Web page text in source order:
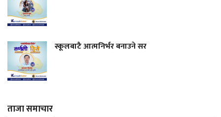
स्कूलबाटै आत्मनिर्भर बनाउने सर
ताजा समाचार